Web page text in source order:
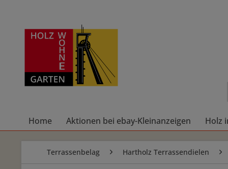
Home Aktionen bei ebay-Kleinanzeigen Holz
Terrassenbelag Hartholz Terrassendielen